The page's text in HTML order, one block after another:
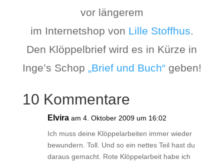
vor längerem
im Internetshop von Lille Stoffhus.
Den Klöppelbrief wird es in Kürze in
Inge’s Schop „Brief und Buch“geben!
10 Kommentare
Elvira am 4. Oktober 2009 um 16:02
Ich muss deine Klöppelarbeiten immer wieder
bewundern. Toll. Und so ein nettes Teil hast du
daraus gemacht. Rote Klöppelarbeit habe ich